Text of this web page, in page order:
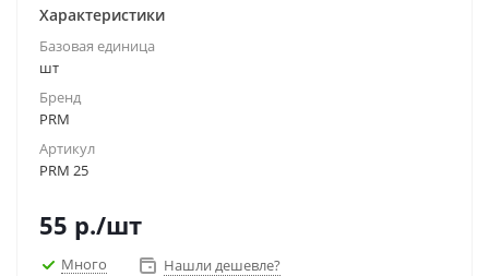
Характеристики
Базовая единица
шт
Бренд
PRM
Артикул
PRM 25
55 р./шт
Много Нашли дешевле?